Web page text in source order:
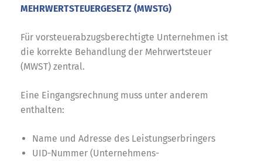
MEHRWERTSTEUERGESETZ (MWSTG)
Für vorsteuerabzugsberechtigte Unternehmen ist
die korrekte Behandlung der Mehrwertsteuer
(MWST) zentral.
Eine Eingangsrechnung muss unter anderem
enthalten:
Name und Adresse des Leistungserbringers
UID-Nummer (Unternehmens-